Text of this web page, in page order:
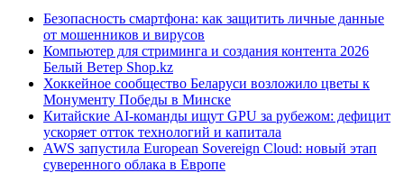
Безопасность смартфона: как защитить личные данные
от мошенников и вирусов
Компьютер для стриминга и создания контента 2026
Белый Ветер Shop.kz
Хоккейное сообщество Беларуси возложило цветы к
Монументу Победы в Минске
Китайские AI-команды ищут GPU за рубежом: дефицит
ускоряет отток технологий и капитала
AWS запустила European Sovereign Cloud: новый этап
суверенного облака в Европе